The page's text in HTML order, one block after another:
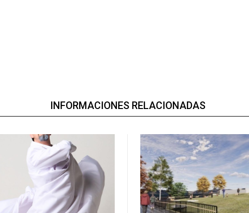
INFORMACIONES RELACIONADAS